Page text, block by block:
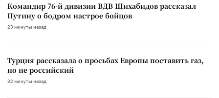
Командир 76-й дивизии ВДВ Шихабидов рассказал
Путину о бодром настрое бойцов
23 минуты назад
Турция рассказала о просьбах Европы поставить газ,
но не российский
32 минуты назад